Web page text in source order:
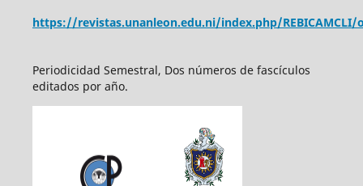
https://revistas.unanleon.edu.ni/index.php/REBICAMCLI/
Periodicidad Semestral, Dos números de fascículos
editados por año.